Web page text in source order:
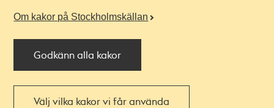
Om kakor på Stockholmskällan
Godkänn alla kakor
Välj vilka kakor vi får använda